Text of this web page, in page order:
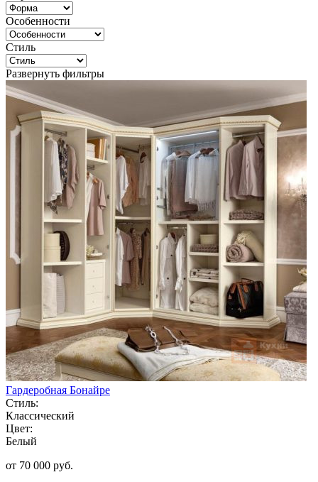
Особенности
Стиль
Развернуть фильтры
Гардеробная Бонайре
Стиль:
Классический
Цвет:
Белый
от 70 000 руб.